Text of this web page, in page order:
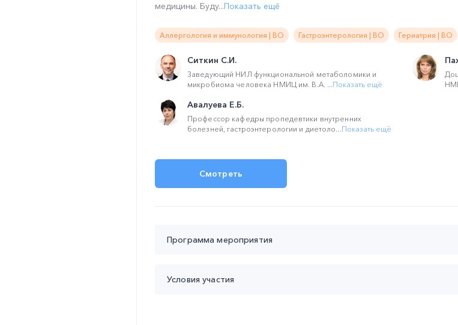
медицины. Буду...Показать ещё
Аллергология и иммунология | ВО Гастроэнтерология | ВО Гериатрия | ВО
Ситкин С.И.
Заведующий НИЛ функциональной метаболомики и
микробиома человека НМИЦ им. В.А. ...Показать ещё
Авалуева Е.Б.
Профессор кафедры пропедевтики внутренних
болезней, гастроэнтерологии и диетоло...Показать ещё
Смотреть
Программа мероприятия
Условия участия